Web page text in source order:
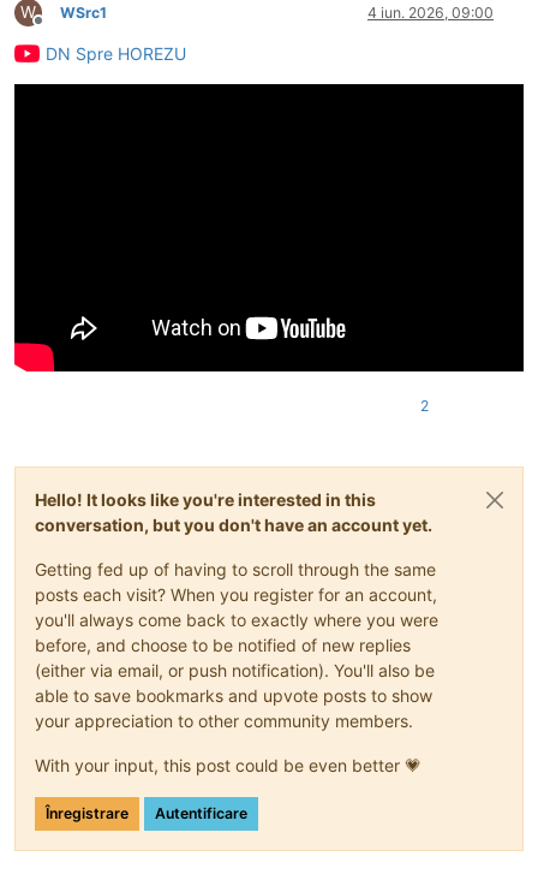
W
Deconectat
WSrc1 4 iun. 2026, 09:00
DN Spre HOREZU
2
Hello! It looks like you're interested in this
conversation, but you don't have an account yet.
Getting fed up of having to scroll through the same
posts each visit? When you register for an account,
you'll always come back to exactly where you were
before, and choose to be notified of new replies
(either via email, or push notification). You'll also be
able to save bookmarks and upvote posts to show
your appreciation to other community members.
With your input, this post could be even better 💗
Înregistrare Autentificare